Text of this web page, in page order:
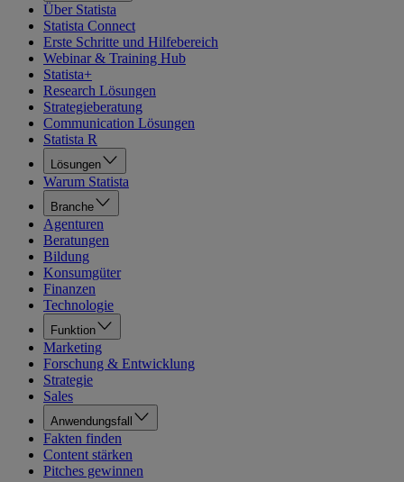
Über Statista
Statista Connect
Erste Schritte und Hilfebereich
Webinar & Training Hub
Statista+
Research Lösungen
Strategieberatung
Communication Lösungen
Statista R
Lösungen
Warum Statista
Branche
Agenturen
Beratungen
Bildung
Konsumgüter
Finanzen
Technologie
Funktion
Marketing
Forschung & Entwicklung
Strategie
Sales
Anwendungsfall
Fakten finden
Content stärken
Pitches gewinnen